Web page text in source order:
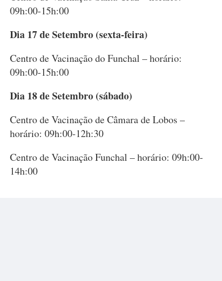
09h:00-15h:00
Dia 17 de Setembro (sexta-feira)
Centro de Vacinação do Funchal – horário:
09h:00-15h:00
Dia 18 de Setembro (sábado)
Centro de Vacinação de Câmara de Lobos –
horário: 09h:00-12h:30
Centro de Vacinação Funchal – horário: 09h:00-
14h:00